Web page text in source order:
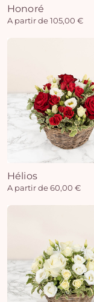
Honoré
A partir de 105,00 €
Hélios
A partir de 60,00 €